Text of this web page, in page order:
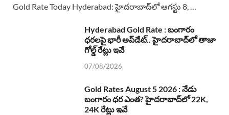
Gold Rate Today Hyderabad: హైదరాబాద్‌లో ఆగస్టు 8, …
Hyderabad Gold Rate : బంగారం
ధరలపై భారీ అప్‌డేట్.. హైదరాబాద్‌లో తాజా
గోల్డ్ రేట్లు ఇవే
07/08/2026
Gold Rates August 5 2026 : నేడు
బంగారం ధర ఎంత? హైదరాబాద్‌లో 22K,
24K రేట్లు ఇవే